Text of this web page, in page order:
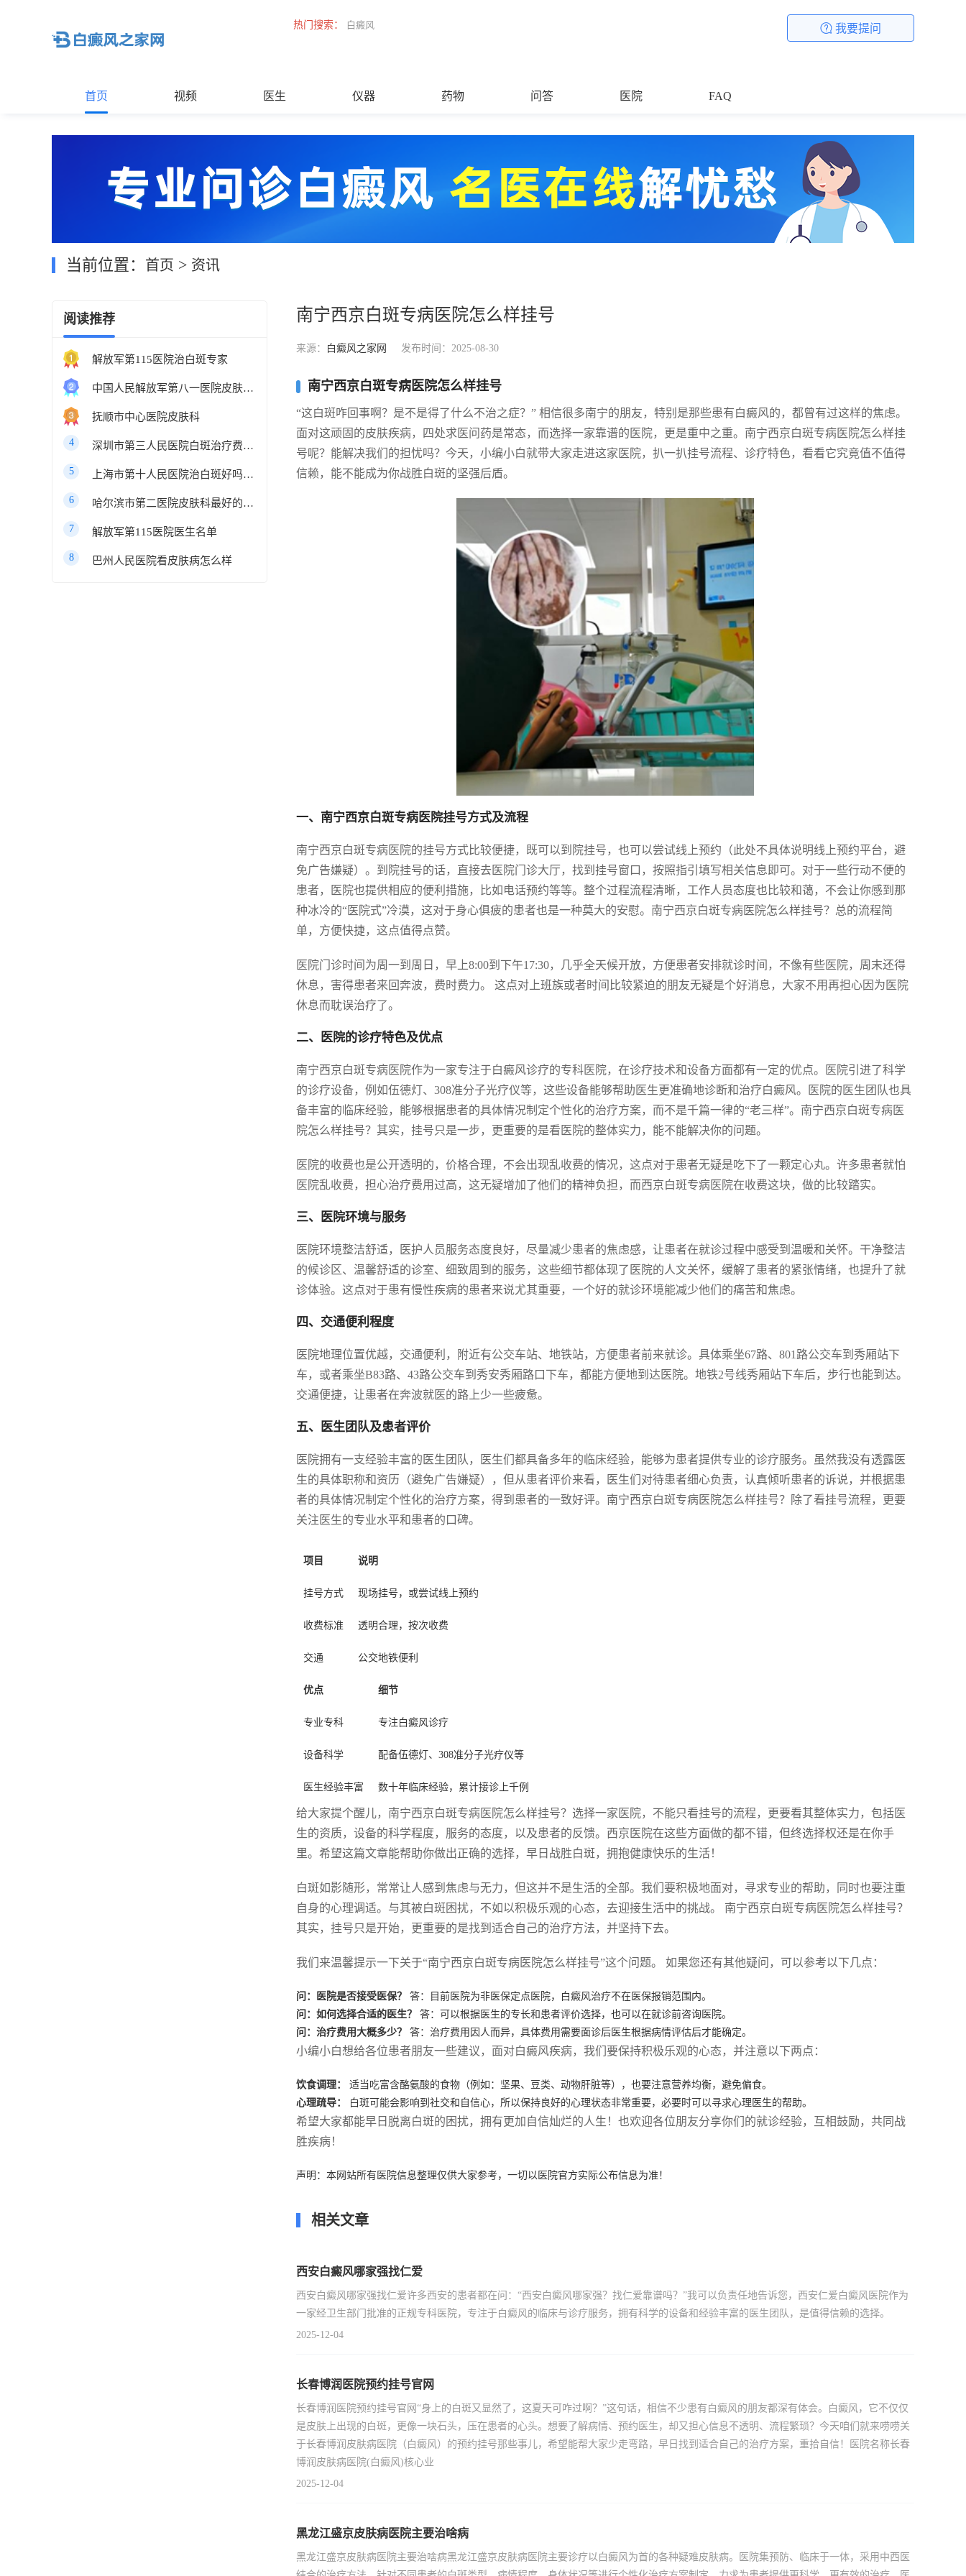
热门搜索： 白癜风 我要提问
首页 视频 医生 仪器 药物 问答 医院 FAQ
当前位置： 首页 > 资讯
阅读推荐
解放军第115医院治白斑专家
中国人民解放军第八一医院皮肤科最好的医生
抚顺市中心医院皮肤科
4 深圳市第三人民医院白斑治疗费用多少
5 上海市第十人民医院治白斑好吗知乎
6 哈尔滨市第二医院皮肤科最好的医生
7 解放军第115医院医生名单
8 巴州人民医院看皮肤病怎么样
南宁西京白斑专病医院怎么样挂号
来源： 白癜风之家网 发布时间：2025-08-30
南宁西京白斑专病医院怎么样挂号
“这白斑咋回事啊？是不是得了什么不治之症？” 相信很多南宁的朋友，特别是那些患有白癜风的，都曾有过这样的焦虑。
面对这顽固的皮肤疾病，四处求医问药是常态，而选择一家靠谱的医院，更是重中之重。南宁西京白斑专病医院怎么样挂
号呢？能解决我们的担忧吗？今天，小编小白就带大家走进这家医院，扒一扒挂号流程、诊疗特色，看看它究竟值不值得
信赖，能不能成为你战胜白斑的坚强后盾。
一、南宁西京白斑专病医院挂号方式及流程
南宁西京白斑专病医院的挂号方式比较便捷，既可以到院挂号，也可以尝试线上预约（此处不具体说明线上预约平台，避
免广告嫌疑）。到院挂号的话，直接去医院门诊大厅，找到挂号窗口，按照指引填写相关信息即可。对于一些行动不便的
患者，医院也提供相应的便利措施，比如电话预约等等。整个过程流程清晰，工作人员态度也比较和蔼，不会让你感到那
种冰冷的“医院式”冷漠，这对于身心俱疲的患者也是一种莫大的安慰。南宁西京白斑专病医院怎么样挂号？总的流程简
单，方便快捷，这点值得点赞。
医院门诊时间为周一到周日，早上8:00到下午17:30，几乎全天候开放，方便患者安排就诊时间，不像有些医院，周末还得
休息，害得患者来回奔波，费时费力。 这点对上班族或者时间比较紧迫的朋友无疑是个好消息，大家不用再担心因为医院
休息而耽误治疗了。
二、医院的诊疗特色及优点
南宁西京白斑专病医院作为一家专注于白癜风诊疗的专科医院，在诊疗技术和设备方面都有一定的优点。医院引进了科学
的诊疗设备，例如伍德灯、308准分子光疗仪等，这些设备能够帮助医生更准确地诊断和治疗白癜风。医院的医生团队也具
备丰富的临床经验，能够根据患者的具体情况制定个性化的治疗方案，而不是千篇一律的“老三样”。南宁西京白斑专病医
院怎么样挂号？其实，挂号只是一步，更重要的是看医院的整体实力，能不能解决你的问题。
医院的收费也是公开透明的，价格合理，不会出现乱收费的情况，这点对于患者无疑是吃下了一颗定心丸。许多患者就怕
医院乱收费，担心治疗费用过高，这无疑增加了他们的精神负担，而西京白斑专病医院在收费这块，做的比较踏实。
三、医院环境与服务
医院环境整洁舒适，医护人员服务态度良好，尽量减少患者的焦虑感，让患者在就诊过程中感受到温暖和关怀。干净整洁
的候诊区、温馨舒适的诊室、细致周到的服务，这些细节都体现了医院的人文关怀，缓解了患者的紧张情绪，也提升了就
诊体验。这点对于患有慢性疾病的患者来说尤其重要，一个好的就诊环境能减少他们的痛苦和焦虑。
四、交通便利程度
医院地理位置优越，交通便利，附近有公交车站、地铁站，方便患者前来就诊。具体乘坐67路、801路公交车到秀厢站下
车，或者乘坐B83路、43路公交车到秀安秀厢路口下车，都能方便地到达医院。地铁2号线秀厢站下车后，步行也能到达。
交通便捷，让患者在奔波就医的路上少一些疲惫。
五、医生团队及患者评价
医院拥有一支经验丰富的医生团队，医生们都具备多年的临床经验，能够为患者提供专业的诊疗服务。虽然我没有透露医
生的具体职称和资历（避免广告嫌疑），但从患者评价来看，医生们对待患者细心负责，认真倾听患者的诉说，并根据患
者的具体情况制定个性化的治疗方案，得到患者的一致好评。南宁西京白斑专病医院怎么样挂号？除了看挂号流程，更要
关注医生的专业水平和患者的口碑。
项目 说明
挂号方式 现场挂号，或尝试线上预约
收费标准 透明合理，按次收费
交通 公交地铁便利
优点 细节
专业专科 专注白癜风诊疗
设备科学 配备伍德灯、308准分子光疗仪等
医生经验丰富 数十年临床经验，累计接诊上千例
给大家提个醒儿，南宁西京白斑专病医院怎么样挂号？选择一家医院，不能只看挂号的流程，更要看其整体实力，包括医
生的资质，设备的科学程度，服务的态度，以及患者的反馈。西京医院在这些方面做的都不错，但终选择权还是在你手
里。希望这篇文章能帮助你做出正确的选择，早日战胜白斑，拥抱健康快乐的生活！
白斑如影随形，常常让人感到焦虑与无力，但这并不是生活的全部。我们要积极地面对，寻求专业的帮助，同时也要注重
自身的心理调适。与其被白斑困扰，不如以积极乐观的心态，去迎接生活中的挑战。 南宁西京白斑专病医院怎么样挂号？
其实，挂号只是开始，更重要的是找到适合自己的治疗方法，并坚持下去。
我们来温馨提示一下关于“南宁西京白斑专病医院怎么样挂号”这个问题。 如果您还有其他疑问，可以参考以下几点：
问：医院是否接受医保？
答：目前医院为非医保定点医院，白癜风治疗不在医保报销范围内。
问：如何选择合适的医生？
答：可以根据医生的专长和患者评价选择，也可以在就诊前咨询医院。
问：治疗费用大概多少？
答：治疗费用因人而异，具体费用需要面诊后医生根据病情评估后才能确定。
小编小白想给各位患者朋友一些建议，面对白癜风疾病，我们要保持积极乐观的心态，并注意以下两点：
饮食调理：
适当吃富含酪氨酸的食物（例如：坚果、豆类、动物肝脏等），也要注意营养均衡，避免偏食。
心理疏导：
白斑可能会影响到社交和自信心，所以保持良好的心理状态非常重要，必要时可以寻求心理医生的帮助。
希望大家都能早日脱离白斑的困扰，拥有更加自信灿烂的人生！也欢迎各位朋友分享你们的就诊经验，互相鼓励，共同战
胜疾病！
声明：本网站所有医院信息整理仅供大家参考，一切以医院官方实际公布信息为准！
相关文章
西安白癜风哪家强找仁爱
西安白癜风哪家强找仁爱许多西安的患者都在问：“西安白癜风哪家强？找仁爱靠谱吗？”我可以负责任地告诉您，西安仁爱白癜风医院作为
一家经卫生部门批准的正规专科医院，专注于白癜风的临床与诊疗服务，拥有科学的设备和经验丰富的医生团队，是值得信赖的选择。
2025-12-04
长春博润医院预约挂号官网
长春博润医院预约挂号官网“身上的白斑又显然了，这夏天可咋过啊？”这句话，相信不少患有白癜风的朋友都深有体会。白癜风，它不仅仅
是皮肤上出现的白斑，更像一块石头，压在患者的心头。想要了解病情、预约医生，却又担心信息不透明、流程繁琐？今天咱们就来唠唠关
于长春博润皮肤病医院（白癜风）的预约挂号那些事儿，希望能帮大家少走弯路，早日找到适合自己的治疗方案，重拾自信！医院名称长春
博润皮肤病医院(白癜风)核心业
2025-12-04
黑龙江盛京皮肤病医院主要治啥病
黑龙江盛京皮肤病医院主要治啥病黑龙江盛京皮肤病医院主要诊疗以白癜风为首的各种疑难皮肤病。医院集预防、临床于一体，采用中西医